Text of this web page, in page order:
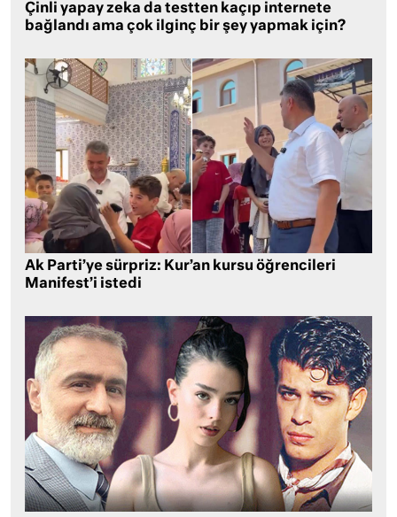
Çinli yapay zeka da testten kaçıp internete
bağlandı ama çok ilginç bir şey yapmak için?
Ak Parti’ye sürpriz: Kur’an kursu öğrencileri
Manifest’i istedi